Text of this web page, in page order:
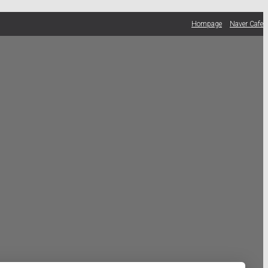
Hompage Naver Cafe